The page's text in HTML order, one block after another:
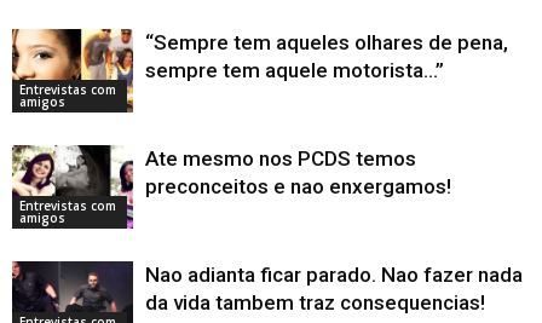
Entrevistas com
amigos
“Sempre tem aqueles olhares de pena,
sempre tem aquele motorista…”
Entrevistas com
amigos
Ate mesmo nos PCDS temos
preconceitos e nao enxergamos!
Nao adianta ficar parado. Nao fazer nada
da vida tambem traz consequencias!